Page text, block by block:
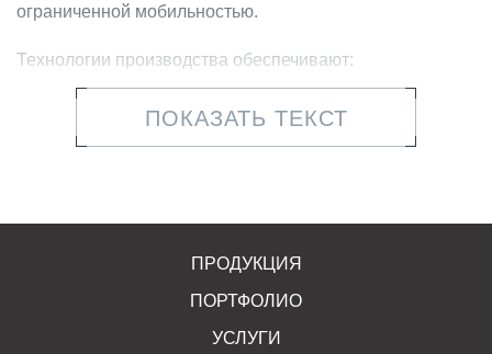
ограниченной мобильностью.
Технологии производства обеспечивают:
повышенную прочность конструкций;
высокую точность стыковки, за счет выверенной
модульный дизайн деталей, который позволяет
различной ширины;
индивидуальной мобильности и пешеходов при
ПОКАЗАТЬ ТЕКСТ
ПРОДУКЦИЯ
ПОРТФОЛИО
УСЛУГИ